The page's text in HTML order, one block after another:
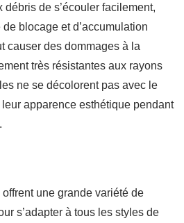
de s’écouler facilement,
blocage et d’accumulation
causer des dommages à la
très résistantes aux rayons
ne se décolorent pas avec le
apparence esthétique pendant
offrent une grande variété de
s’adapter à tous les styles de